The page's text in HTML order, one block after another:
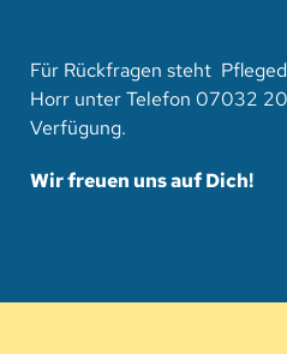
Für Rückfragen steht
Horr unter Telefon 07032
Verfügung.
Wir freuen uns auf Dich!